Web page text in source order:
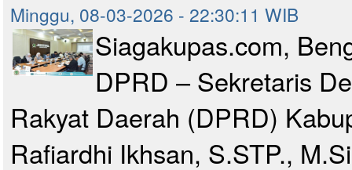
Minggu, 08-03-2026 - 22:30:11 WIB
Siagakupas.com,
DPRD – Sekretaris
Rakyat Daerah (DPRD)
Rafiardhi Ikhsan, S.STP.,